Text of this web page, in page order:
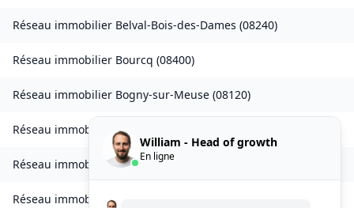
Réseau immobilier Belval-Bois-des-Dames (08240)
Réseau immobilier Bourcq (08400)
Réseau immobilier Bogny-sur-Meuse (08120)
Réseau immobilierBrévilly
Réseau immobilier Bulson (08450
Réseau immobilierChagny
William - Head of growth
En ligne